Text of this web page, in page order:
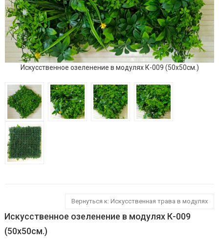
Искусственное озеленение в модулях К-009 (50х50см.)
Вернуться к: Искусственная трава в модулях
Искусственное озеленение в модулях К-009
(50х50см.)